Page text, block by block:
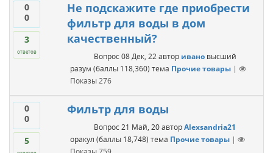
0
0
3
ответов
Не подскажите где приобрести
фильтр для воды в дом
качественный?
Вопрос 08 Дек, 22 автор ивано высший
разум (баллы 118,360) тема Прочие товары |
Показы276
0
0
5
Фильтр для воды
Вопрос 21 Май, 20 авторAlexsandria21
оракул (баллы 18,748) тема Прочие товары |